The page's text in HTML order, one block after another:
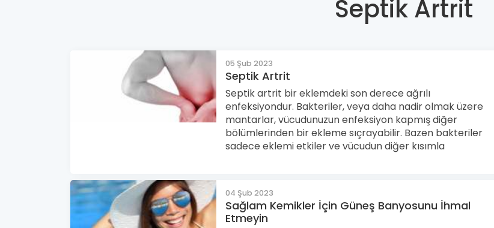
Septik Artrit
05 Şub 2023
Septik Artrit
Septik artrit bir eklemdeki son derece ağrılı
enfeksiyondur. Bakteriler, veya daha nadir olmak üzere
mantarlar, vücudunuzun enfeksiyon kapmış diğer
bölümlerinden bir ekleme sıçrayabilir. Bazen bakteriler
sadece eklemi etkiler ve vücudun diğer kısımla
04 Şub 2023
Sağlam Kemikler İçin Güneş Banyosunu İhmal
Etmeyin